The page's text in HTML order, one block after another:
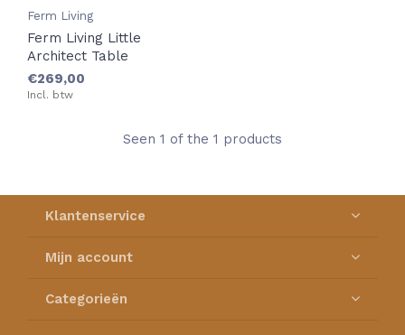
Ferm Living
Ferm Living Little
Architect Table
€269,00
Incl. btw
Seen 1 of the 1 products
Klantenservice
Mijn account
Categorieën